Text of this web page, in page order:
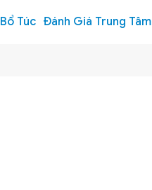
Bổ Túc Đánh Giá Trung Tâm